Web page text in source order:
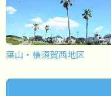
葉山・横須賀西地区